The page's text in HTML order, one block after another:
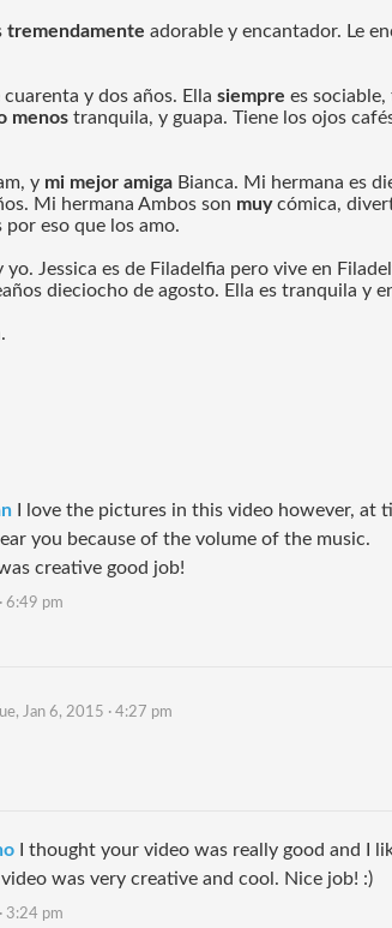
tremendamente adorable y encantador. Le
y dos años. Ella siempre es
menos tranquila, y guapa. Tiene los ojos
y mi mejor amiga Bianca. Mi hermana es
Mi hermana Ambos son muy cómica,
eso que los amo.
yo. Jessica es de Filadelfia pero vive en
dieciocho de agosto. Ella es tranquila y
I love the pictures in this video however, at
you because of the volume of the music.
creative good job!
6:49 pm
Jan 6, 2015 · 4:27 pm
I thought your video was really good and I
was very creative and cool. Nice job! :)
3:24 pm